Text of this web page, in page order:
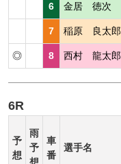
6 金居 徳次
7 稲原 良太郎
◎ 8 西村 龍太郎
6R
予
想
雨
予
想
車
番
選手名